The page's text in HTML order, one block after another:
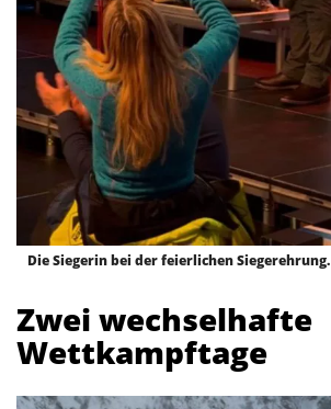
Die Siegerin bei der feierlichen Siegerehrung.
Zwei wechselhafte
Wettkampftage